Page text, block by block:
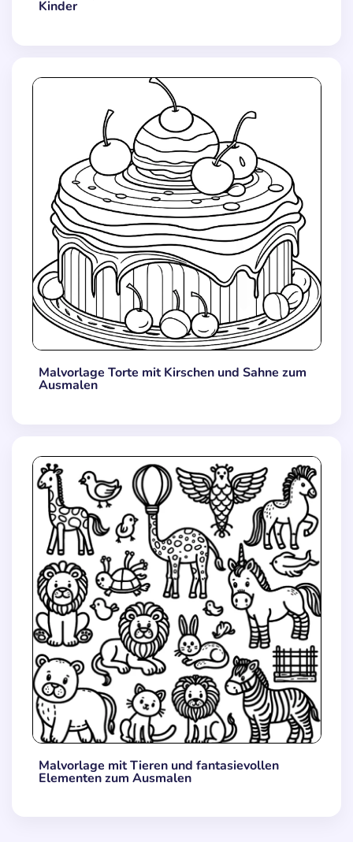
Kinder
Malvorlage Torte mit Kirschen und Sahne zum
Ausmalen
Malvorlage mit Tieren und fantasievollen
Elementen zum Ausmalen